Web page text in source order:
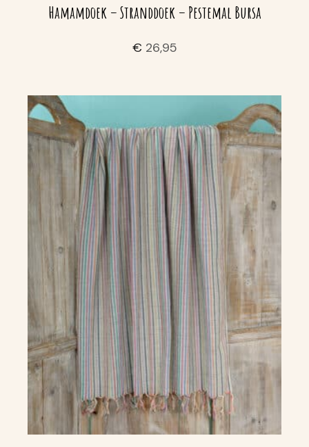
Hamamdoek – Stranddoek – Pestemal Bursa
€ 26,95